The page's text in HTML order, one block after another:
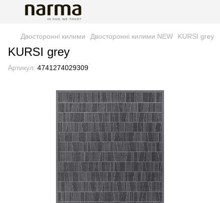
Двосторонні килими Двосторонні килими NEW KURSI grey
KURSI grey
Артикул: 4741274029309